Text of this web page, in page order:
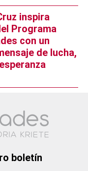
inspira
Programa
con un
de lucha,
boletín